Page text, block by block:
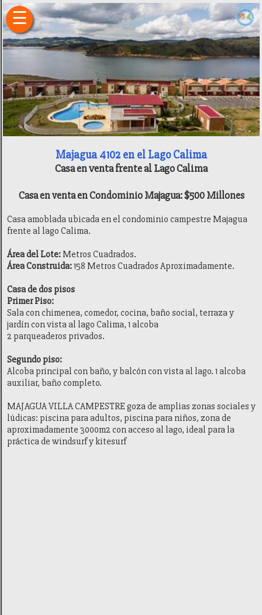
Majagua 4102 en el Lago Calima
Casa en venta frente al Lago Calima
Casa en venta en Condominio Majagua: $500 Millones
Casa amoblada ubicada en el condominio campestre Majagua
frente al lago Calima.
Área del Lote:Metros Cuadrados.
Área Construida:158 Metros Cuadrados Aproximadamente.
Casa de dos pisos
Primer Piso:
Sala con chimenea, comedor, cocina, baño social, terraza y
jardín con vista al lago Calima, 1 alcoba
2 parqueaderos privados.
Segundo piso:
Alcoba principal con baño, y balcón con vista al lago. 1 alcoba
auxiliar, baño completo.
MAJAGUA VILLA CAMPESTRE goza de amplias zonas sociales y
lúdicas: piscina para adultos, piscina para niños, zona de
aproximadamente 3000m2 con acceso al lago, ideal para la
práctica de windsurf y kitesurf
☰
×
Inicio
Camping
Restaurantes
Entretenimiento
Deportes
Sitios
Ubicación
Recomendaciones
Generalidades